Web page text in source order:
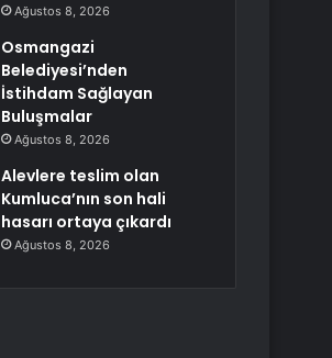
Ağustos 8, 2026
Osmangazi
Belediyesi’nden
İstihdam Sağlayan
Buluşmalar
Ağustos 8, 2026
Alevlere teslim olan
Kumluca’nın son hali
hasarı ortaya çıkardı
Ağustos 8, 2026